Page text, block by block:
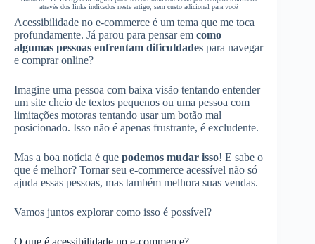
através dos links indicados neste artigo, sem custo adicional para você
Acessibilidade no e-commerce é um tema que me toca
profundamente. Já parou para pensar em como
algumas pessoas enfrentam dificuldades para navegar
e comprar online?
Imagine uma pessoa com baixa visão tentando entender
um site cheio de textos pequenos ou uma pessoa com
limitações motoras tentando usar um botão mal
posicionado. Isso não é apenas frustrante, é excludente.
Mas a boa notícia é que podemos mudar isso! E sabe o
que é melhor? Tornar seu e-commerce acessível não só
ajuda essas pessoas, mas também melhora suas vendas.
Vamos juntos explorar como isso é possível?
O que é acessibilidade no e-commerce?